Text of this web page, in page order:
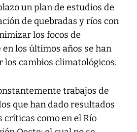
un plan de estudios de
de quebradas y ríos con
los focos de
los últimos años se han
cambios climatológicos.
trabajos de
que han dado resultados
críticas como en el Río